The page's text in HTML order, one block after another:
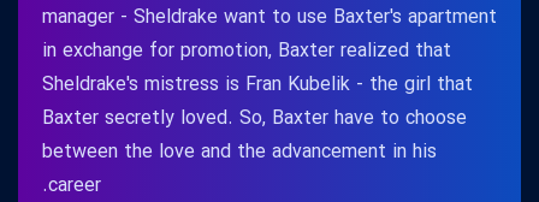
manager - Sheldrake want to use Baxter's apartment
in exchange for promotion, Baxter realized that
Sheldrake's mistress is Fran Kubelik - the girl that
Baxter secretly loved. So, Baxter have to choose
between the love and the advancement in his
career.